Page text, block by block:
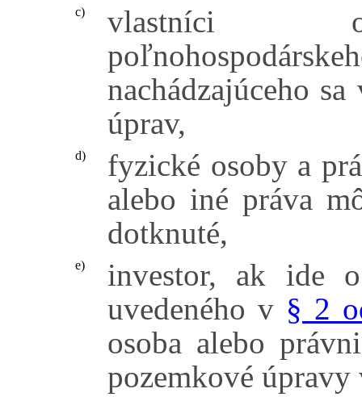
c)
vlastníci
nachádzajúceho
úprav,
d)
fyzické osoby a
alebo iné práva
dotknuté,
e)
investor, ak ide
uvedeného v § 2
osoba alebo
pozemkové